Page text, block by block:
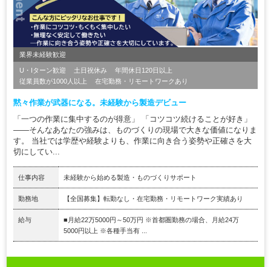
業界未経験歓迎
U・Iターン歓迎 土日祝休み
年間休日120日以上
従業員数が1000人以上
在宅勤務・リモートワークあり
黙々作業が武器になる。未経験から製造デビュー
「一つの作業に集中するのが得意」 「コツコツ続けることが好き」
――そんなあなたの強みは、ものづくりの現場で大きな価値になりま
す。 当社では学歴や経験よりも、作業に向き合う姿勢や正確さを大
切にしてい...
仕事内容 未経験から始める製造・ものづくりサポート
勤務地 【全国募集】転勤なし・在宅勤務・リモートワーク実績あり
給与
■月給22万5000円～50万円 ※首都圏勤務の場合、月給24万
5000円以上 ※各種手当有 ...